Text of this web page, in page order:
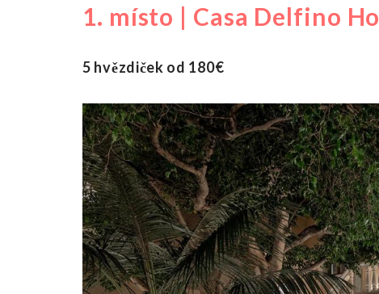
1. místo | Casa Delfino
5 hvězdiček od 180€